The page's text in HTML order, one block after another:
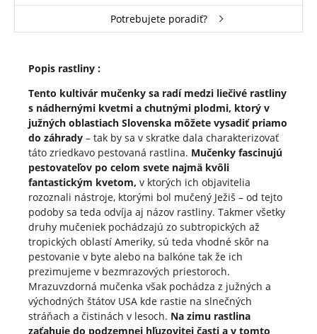
Potrebujete poradiť?
Popis rastliny :
Tento kultivár mučenky sa radí medzi liečivé rastliny
s nádhernými kvetmi a chutnými plodmi, ktorý v
južných oblastiach Slovenska môžete vysadiť priamo
do záhrady– tak by sa v skratke dala charakterizovať
táto zriedkavo pestovaná rastlina. Mučenky fascinujú
pestovateľov po celom svete najmä kvôli
fantastickým kvetom, v ktorých ich objavitelia
rozoznali nástroje, ktorými bol mučený Ježiš – od tejto
podoby sa teda odvíja aj názov rastliny. Takmer všetky
druhy mučeniek pochádzajú zo subtropických až
tropických oblastí Ameriky, sú teda vhodné skôr na
pestovanie v byte alebo na balkóne tak že ich
prezimujeme v bezmrazových priestoroch.
Mrazuvzdorná mučenka však pochádza z južných a
východných štátov USA kde rastie na slnečných
stráňach a čistinách v lesoch. Na zimu rastlina
zaťahuje do podzemnej hľuzovitej časti a v tomto